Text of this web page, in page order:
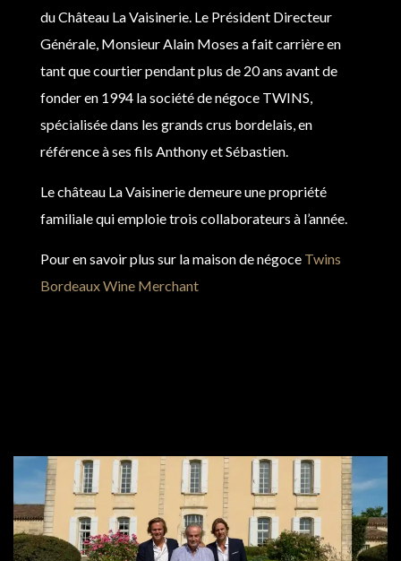
du Château La Vaisinerie. Le Président Directeur
Générale, Monsieur Alain Moses a fait carrière en
tant que courtier pendant plus de 20 ans avant de
fonder en 1994 la société de négoce TWINS,
spécialisée dans les grands crus bordelais, en
référence à ses fils Anthony et Sébastien.
Le château La Vaisinerie demeure une propriété
familiale qui emploie trois collaborateurs à l’année.
Pour en savoir plus sur la maison de négoce Twins
Bordeaux Wine Merchant